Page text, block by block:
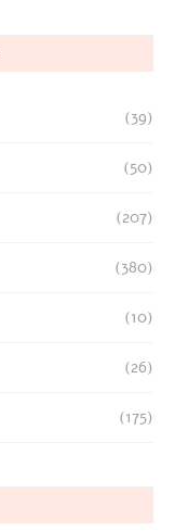
(39)
(50)
(207)
(380)
(10)
(26)
(175)